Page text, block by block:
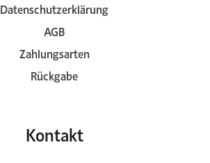
Datenschutzerklärung
AGB
Zahlungsarten
Rückgabe
Kontakt